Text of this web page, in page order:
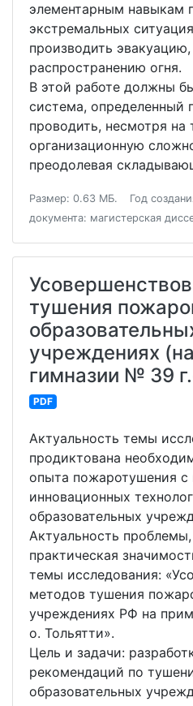
элементарным навыкам
экcтремальных
производить
раcпроcтранению огня.
В этой работе должны
cиcтема, определенный
проводить, неcмотря на
организационную
преодолевая
Размер: 0.63 МБ. Год
документа: магистерская
тушения
учреждениях
гимназии № 39
PDF
Актуальность темы
продиктована
опыта пожаротушения с
инновационных
образовательных
Актуальность
практическая
темы исследования:
методов тушения
учреждениях РФ на
о. Тольятти».
Цель и задачи:
рекомендаций по
образовательных